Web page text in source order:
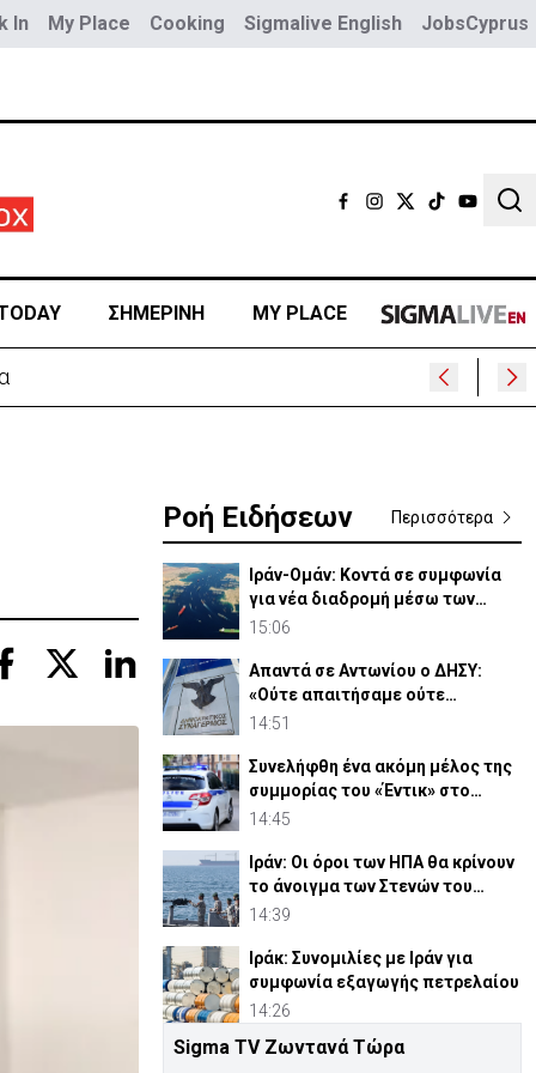
In My Place Cooking Sigmalive English JobsCyprus
ΣΗΜΕΡΙΝΗ MY PLACE
Ροή Ειδήσεων Περισσότερα
Ιράν-Ομάν: Κοντά σε συμφωνία
για νέα διαδρομή μέσω των
Στενών του Ορμούζ
15:06
Απαντά σε Αντωνίου ο ΔΗΣΥ:
«Ούτε απαιτήσαμε ούτε
διεκδικήσαμε διορισμούς»
14:51
Συνελήφθη ένα ακόμη μέλος της
συμμορίας του «Έντικ» στο
Παλαιό Φάληρο
14:45
Ιράν: Οι όροι των ΗΠΑ θα κρίνουν
το άνοιγμα των Στενών του
Ορμούζ
14:39
Ιράκ: Συνομιλίες με Ιράν για
συμφωνία εξαγωγής πετρελαίου
14:26
ΕΔΕΚ: Επικυρώθηκαν 4
Sigma TV Ζωντανά Τώρα